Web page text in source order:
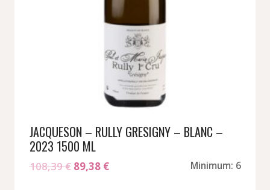
JACQUESON – RULLY GRESIGNY – BLANC –
2023 1500 ML
108,39€ Le
89,38 €Le
Minimum: 6